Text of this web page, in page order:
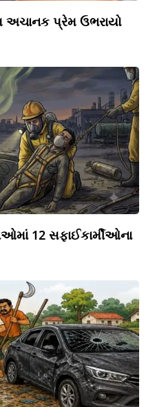
અચાનક પ્રેમ ઉભરાયો
12 સફાઈકાર્મીઓના